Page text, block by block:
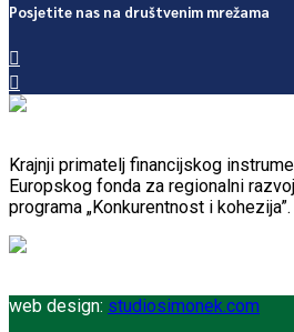
Posjetite nas na društvenim mrežama
Krajnji primatelj financijskog
Europskog fonda za regionalni
programa „Konkurentnost i kohezija”.
web design: studiosimonek.com